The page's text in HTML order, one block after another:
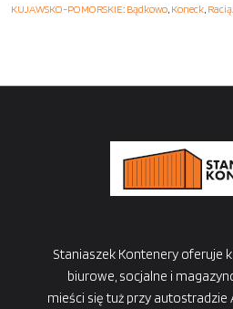
KUJAWSKO-POMORSKIE: Bądkowo, Koneck,
Staniaszek Kontenery oferuje
biurowe, socjalne i
mieści się tuż przy autostradzie